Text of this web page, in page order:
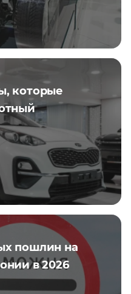
которые
пошлин на
в 2026